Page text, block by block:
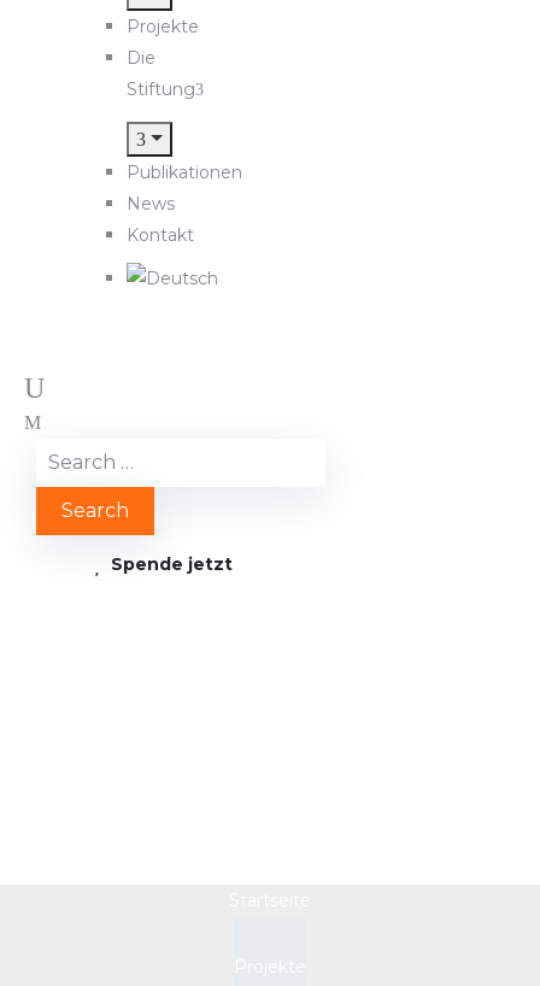
Projekte
Die
Stiftung
Publikationen
News
Kontakt
Spende jetzt